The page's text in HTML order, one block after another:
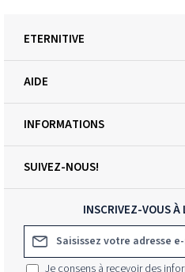
INSCRIVEZ-VOUS
Adresse e-mail*
Je consens à recevoir des
SUIVEZ-NOUS!
ETERNITIVE
AIDE
INFORMATIONS